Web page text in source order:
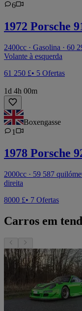
6
1972 Porsche
2400cc · Gasolina · 60
Volante à esquerda
61 250 £• 5 Ofertas
1d 4h 00m
Boxengasse
1
1978 Porsche
2000cc · 59 587
direita
8000 £• 7 Ofertas
Carros em